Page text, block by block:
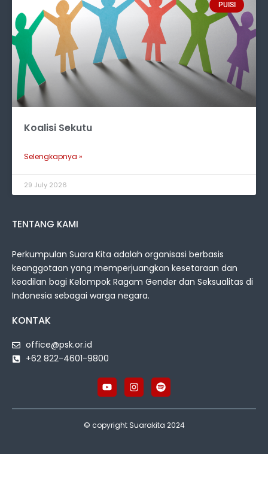
PUISI
Koalisi Sekutu
Selengkapnya »
29 July 2026
TENTANG KAMI
Perkumpulan Suara Kita adalah organisasi berbasis
keanggotaan yang memperjuangkan kesetaraan dan
keadilan bagi Kelompok Ragam Gender dan Seksualitas di
Indonesia sebagai warga negara.
KONTAK
office@psk.or.id
+62 822-4601-9800
© copyright Suarakita 2024